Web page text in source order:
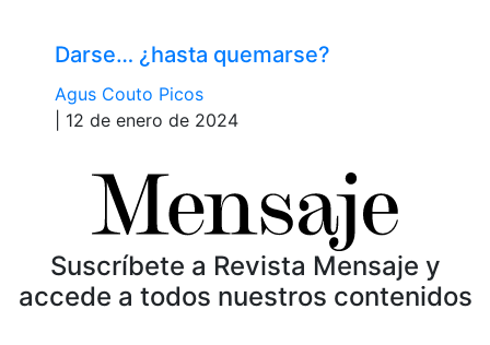
Darse… ¿hasta quemarse?
Agus Couto Picos
| 12 de enero de 2024
Suscríbete a Revista Mensaje y
accede a todos nuestros contenidos